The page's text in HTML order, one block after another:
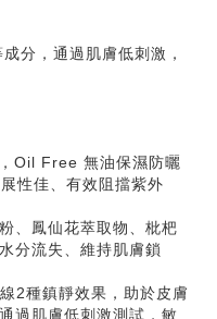
分，通過肌膚低刺激，
Oil Free 無油保濕防曬
性佳、有效阻擋紫外
、鳳仙花萃取物、枇杷
分流失、維持肌膚鎖
2種鎮靜效果，助於皮膚
過肌膚低刺激測試，敏